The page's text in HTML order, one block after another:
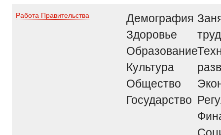
Работа Правительства
Демография
Здоровье
Образование
Культура
Общество
Государство
труд